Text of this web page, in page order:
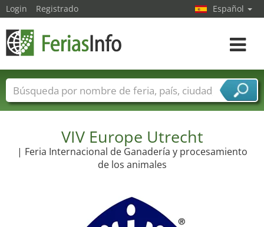
VIV Europe Utrecht
| Feria Internacional de Ganadería y procesamiento
de los animales
Login Registrado Español
toggle
Nombres de ferias Países
Ciudades
Sectores de proveedor de servicios